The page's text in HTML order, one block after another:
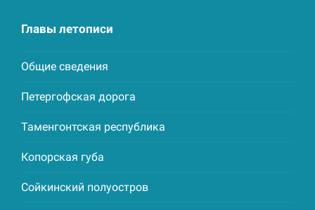
Главы летописи
Общие сведения
Петергофская дорога
Таменгонтская республика
Копорская губа
Сойкинский полуостров